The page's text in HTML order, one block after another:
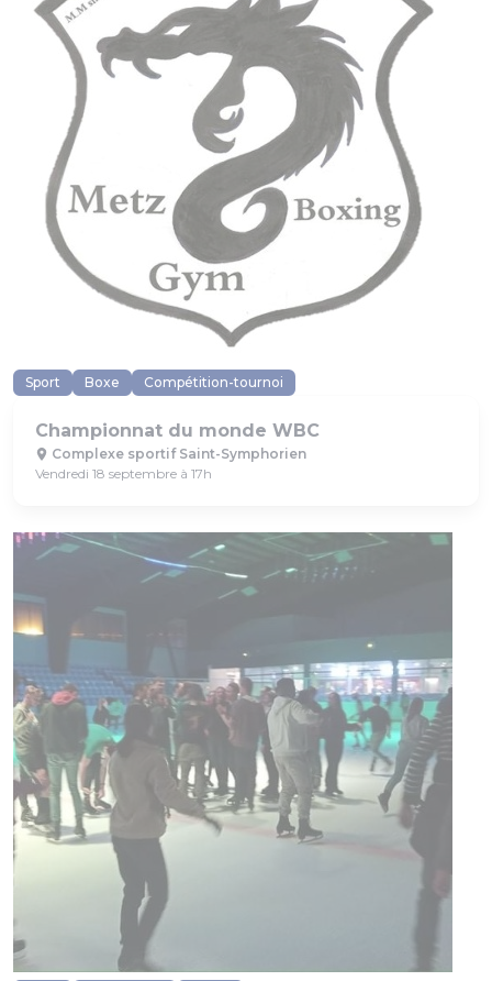
Sport Boxe Compétition-tournoi
Championnat du monde WBC
Complexe sportif Saint-Symphorien
Vendredi 18 septembre à 17h